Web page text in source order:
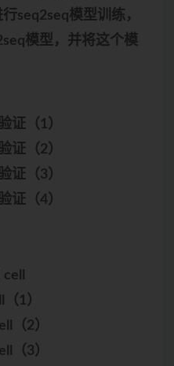
seq2seq模型训练，
模型，并将这个模
证（1）
证（2）
证（3）
证（4）
1）
（2）
（3）